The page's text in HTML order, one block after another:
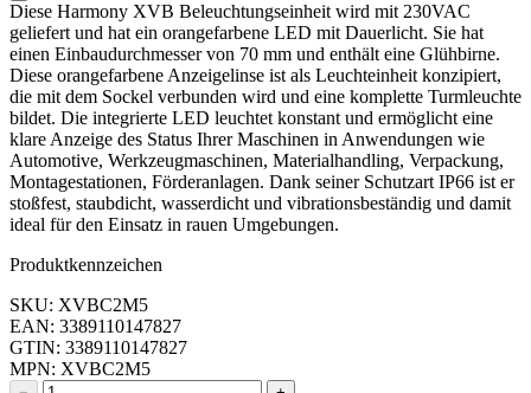
Diese Harmony XVB Beleuchtungseinheit wird mit 230VAC
geliefert und hat ein orangefarbene LED mit Dauerlicht. Sie hat
einen Einbaudurchmesser von 70 mm und enthält eine Glühbirne.
Diese orangefarbene Anzeigelinse ist als Leuchteinheit konzipiert,
die mit dem Sockel verbunden wird und eine komplette Turmleuchte
bildet. Die integrierte LED leuchtet konstant und ermöglicht eine
klare Anzeige des Status Ihrer Maschinen in Anwendungen wie
Automotive, Werkzeugmaschinen, Materialhandling, Verpackung,
Montagestationen, Förderanlagen. Dank seiner Schutzart IP66 ist er
stoßfest, staubdicht, wasserdicht und vibrationsbeständig und damit
ideal für den Einsatz in rauen Umgebungen.
Produktkennzeichen
SKU: XVBC2M5
EAN: 3389110147827
GTIN: 3389110147827
MPN: XVBC2M5